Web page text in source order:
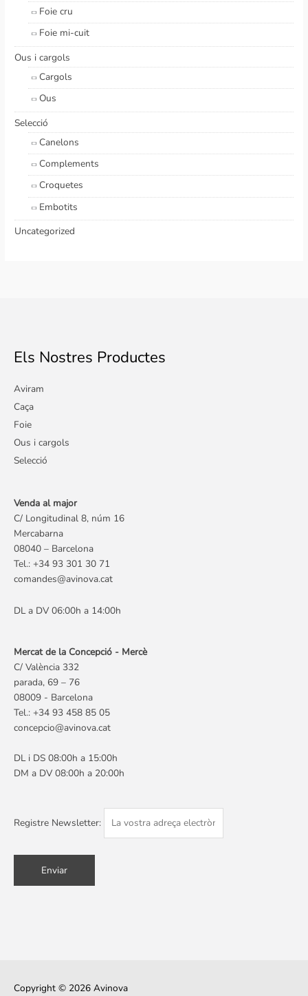
Foie cru
Foie mi-cuit
Ous i cargols
Cargols
Ous
Selecció
Canelons
Complements
Croquetes
Embotits
Uncategorized
Els Nostres Productes
Aviram
Caça
Foie
Ous i cargols
Selecció
Venda al major
C/ Longitudinal 8, núm 16
Mercabarna
08040 – Barcelona
Tel.: +34 93 301 30 71
comandes@avinova.cat
DL a DV 06:00h a 14:00h
Mercat de la Concepció - Mercè
C/ València 332
parada, 69 – 76
08009 - Barcelona
Tel.: +34 93 458 85 05
concepcio@avinova.cat
DL i DS 08:00h a 15:00h
DM a DV 08:00h a 20:00h
Registre Newsletter:
Copyright © 2026 Avinova